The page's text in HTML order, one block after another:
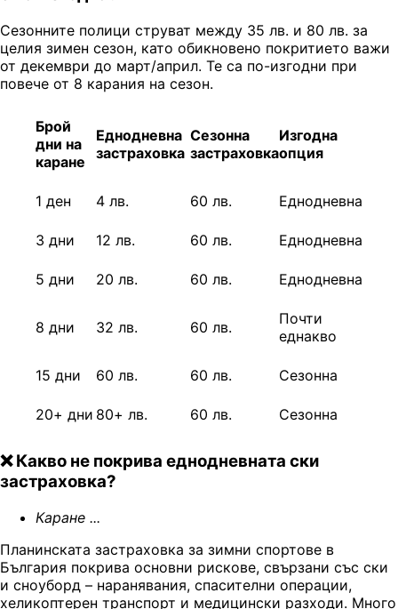
Сезонните полици струват между 35 лв. и 80 лв. за
целия зимен сезон, като обикновено покритието важи
от декември до март/април. Те са по-изгодни при
повече от 8 карания на сезон.
Брой
дни на
каране
Еднодневна
застраховка
Сезонна
застраховка
Изгодна
опция
1 ден 4 лв. 60 лв. Еднодневна
3 дни 12 лв. 60 лв. Еднодневна
5 дни 20 лв. 60 лв. Еднодневна
8 дни 32 лв. 60 лв.
Почти
еднакво
15 дни 60 лв. 60 лв. Сезонна
20+ дни 80+ лв. 60 лв. Сезонна
❌ Какво не покрива еднодневната ски
застраховка?
Каране ...
Планинската застраховка за зимни спортове в
България покрива основни рискове, свързани със ски
и сноуборд – наранявания, спасителни операции,
хеликоптерен транспорт и медицински разходи. Много